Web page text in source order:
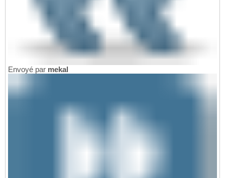
Envoyé par mekal